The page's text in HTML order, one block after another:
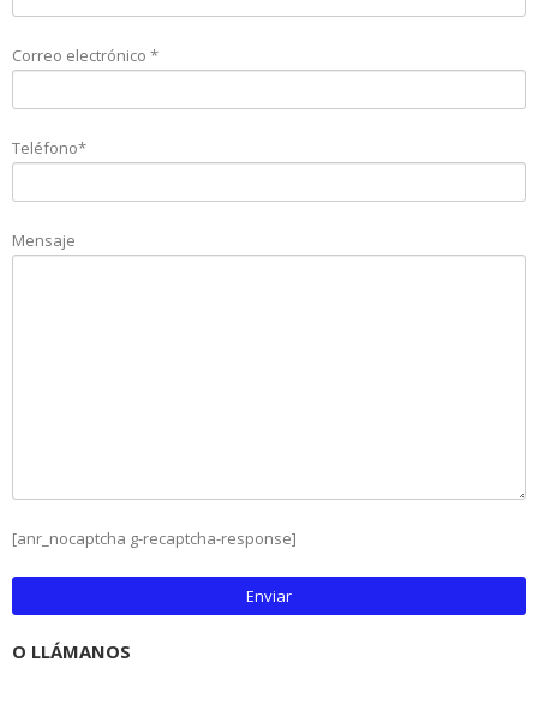
Correo electrónico *
Teléfono*
Mensaje
[anr_nocaptcha g-recaptcha-response]
O LLÁMANOS